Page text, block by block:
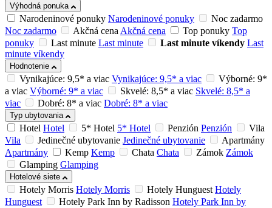
Výhodná ponuka
Narodeninové ponuky Narodeninové ponuky
Noc zadarmo
Noc zadarmo
Akčná cenaAkčná cena Top ponuky Top
ponuky
Last minute Last minute Last minute víkendy Last
minute víkendy
Hodnotenie
Vynikajúce: 9,5* a viac Vynikajúce: 9,5* a viac
Výborné: 9*
a viac Výborné: 9* a viac Skvelé: 8,5* a viac Skvelé: 8,5* a
viac
Dobré: 8* a viac Dobré: 8* a viac
Typ ubytovania
Hotel Hotel 5* Hotel 5* Hotel Penzión Penzión
Vila
Vila
Jedinečné ubytovanie Jedinečné ubytovanie
Apartmány
Apartmány
Kemp Kemp Chata Chata Zámok Zámok
Glamping Glamping
Hotelové siete
Hotely Morris Hotely Morris Hotely Hunguest Hotely
Hunguest
Hotely Park Inn by Radisson Hotely Park Inn by